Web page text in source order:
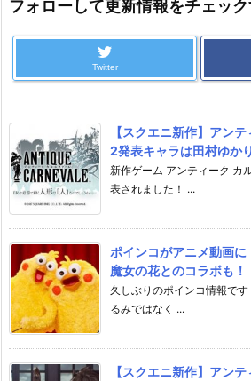
フォローして更新情報をチェック
Twitter
【スクエニ新作】アン
2発表キャラは田村ゆか
新作ゲーム アンティーク カ
表されました！ ...
ポインコがアニメ動画
魔女の花とのコラボも！
久しぶりのポインコ情報で
るみではなく ...
【スクエニ新作】アン